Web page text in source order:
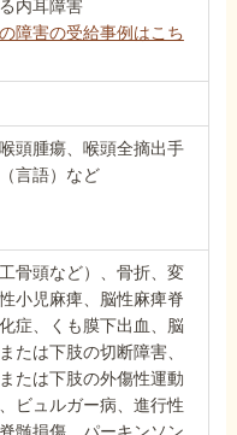
内耳障害
障害の受給事例はこち
頭腫瘍、喉頭全摘出手
言語）など
骨頭など）、骨折、変
小児麻痺、脳性麻痺脊
症、くも膜下出血、脳
たは下肢の切断障害、
たは下肢の外傷性運動
ビュルガー病、進行性